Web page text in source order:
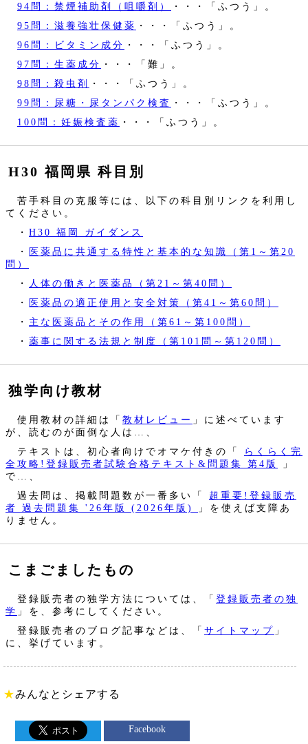
94問：禁煙補助剤（咀嚼剤）
・・・「ふつう」。
95問：滋養強壮保健薬 ・・・「ふつう」。
96問：ビタミン成分 ・・・「ふつう」。
97問：生薬成分 ・・・「難」。
98問：殺虫剤
・・・「ふつう」。
99問：尿糖・尿タンパク検査
・・・「ふつう」。
100問：妊娠検査薬 ・・・「ふつう」。
H30 福岡県 科目別
苦手科目の克服等には、以下の科目別リンクを利用し
てください。
・ H30 福岡 ガイダンス
・
医薬品に共通する特性と基本的な知識（第1～第20
問）
・
人体の働きと医薬品（第21～第40問）
・
医薬品の適正使用と安全対策（第41～第60問）
・ 主な医薬品とその作用（第61～第100問）
・ 薬事に関する法規と制度（第101問～第120問）
独学向け教材
使用教材の詳細は「 教材レビュー 」に述べています
が、読むのが面倒な人は…、
テキストは、初心者向けでオマケ付きの「
らくらく完
全攻略!登録販売者試験合格テキスト&問題集 第4版
」
で…、
過去問は、掲載問題数が一番多い「
超重要!登録販売
者 過去問題集 '26年版 (2026年版)
」を使えば支障あ
りません。
こまごましたもの
登録販売者の独学方法については、「 登録販売者の独
学 」を、参考にしてください。
登録販売者のブログ記事などは、「 サイトマップ 」
に、挙げています。
★みんなとシェアする
Facebook